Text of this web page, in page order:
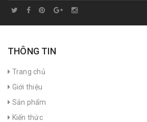
THÔNG TIN
Trang chủ
Giới thiệu
Sản phẩm
Kiến thức